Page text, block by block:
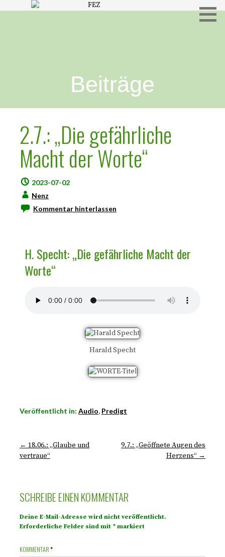
Beiträge
2.7.: „Die gefährliche
Macht der Worte“
2023-07-02
Nenz
Kommentar hinterlassen
H. Specht: „Die gefährliche Macht der
Worte“
Harald Specht
Veröffentlicht in: Audio, Predigt
← 18.06.: „Glaube und
vertraue“
9.7.: „Geöffnete Augen des
Herzens“ →
SCHREIBE EINEN KOMMENTAR
Deine E-Mail-Adresse wird nicht veröffentlicht.
Erforderliche Felder sind mit * markiert
KOMMENTAR*